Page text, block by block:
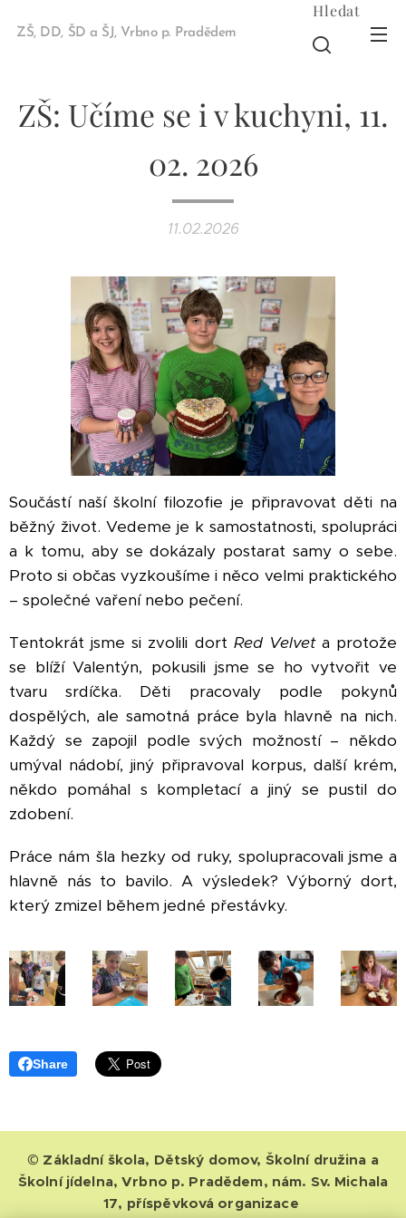
ZŠ, DD, ŠD a ŠJ, Vrbno p. Pradědem
Hledat
ZŠ: Učíme se i v kuchyni, 11.
02. 2026
11.02.2026
Součástí naší školní filozofie je připravovat děti na
běžný život. Vedeme je k samostatnosti, spolupráci
a k tomu, aby se dokázaly postarat samy o sebe.
Proto si občas vyzkoušíme i něco velmi praktického
– společné vaření nebo pečení.
Tentokrát jsme si zvolili dort Red Velvet a protože
se blíží Valentýn, pokusili jsme se ho vytvořit ve
tvaru srdíčka. Děti pracovaly podle pokynů
dospělých, ale samotná práce byla hlavně na nich.
Každý se zapojil podle svých možností – někdo
umýval nádobí, jiný připravoval korpus, další krém,
někdo pomáhal s kompletací a jiný se pustil do
zdobení.
Práce nám šla hezky od ruky, spolupracovali jsme a
hlavně nás to bavilo. A výsledek? Výborný dort,
který zmizel během jedné přestávky.
Share
© Základní škola, Dětský domov, Školní družina a
Školní jídelna, Vrbno p. Pradědem, nám. Sv. Michala
17, příspěvková organizace